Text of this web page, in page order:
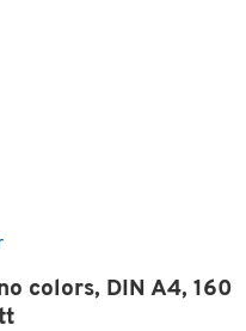
colors, DIN A4, 160